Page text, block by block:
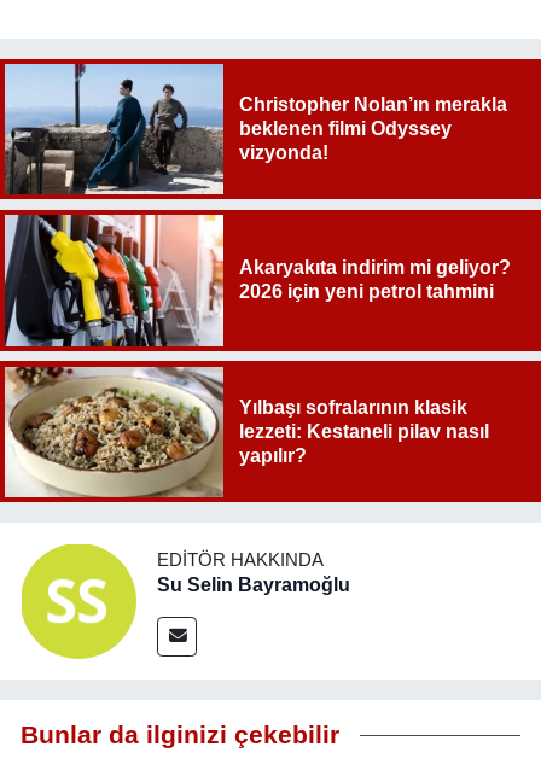
Christopher Nolan’ın merakla
beklenen filmi Odyssey
vizyonda!
Akaryakıta indirim mi geliyor?
2026 için yeni petrol tahmini
Yılbaşı sofralarının klasik
lezzeti: Kestaneli pilav nasıl
yapılır?
EDITÖR HAKKINDA
Su Selin Bayramoğlu
Bunlar da ilginizi çekebilir